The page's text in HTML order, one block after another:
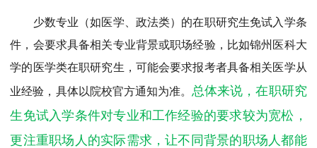
少数专业（如医学、政法类）的在职研究生免试入学条
件，会要求具备相关专业背景或职场经验，比如锦州医科大
学的医学类在职研究生，可能会要求报考者具备相关医学从
业经验，具体以院校官方通知为准。 总体来说，在职研究
生免试入学条件对专业和工作经验的要求较为宽松，
更注重职场人的实际需求，让不同背景的职场人都能